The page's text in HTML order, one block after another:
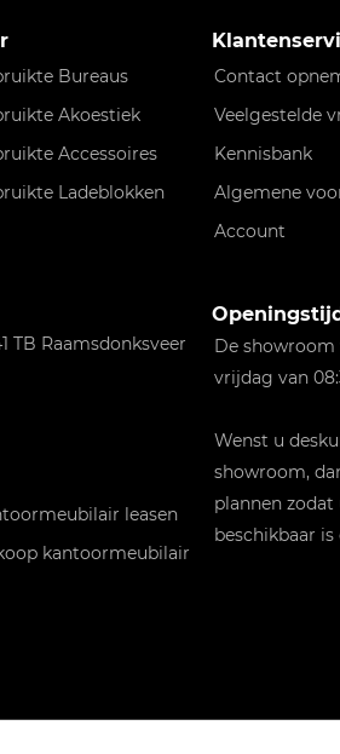
Bureaus
Akoestiek
Accessoires
Ladeblokken
TB Raamsdonksveer
leasen
kantoormeubilair
Contact
Veelgestelde
Kennisbank
Algemene
Account
De
vrijdag van
Wenst u
showroom,
plannen zodat
beschikbaar